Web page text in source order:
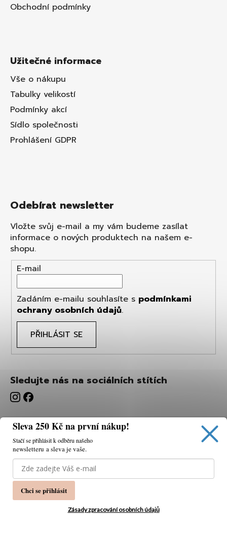
Používáme cookies, abychom vám umožnili pohodlné
prohlížení webu a díky analýze webu neustále zlepšovat
jeho funkce, výkon a použitelnost.
Obchodní podmínky
Užitečné informace
Vše o nákupu
Tabulky velikostí
Podmínky akcí
Sídlo společnosti
Prohlášení GDPR
Odebírat newsletter
Vložte svůj e-mail a my vám budeme zasílat
informace o nových produktech na našem e-
shopu.
E-mail
Zadáním e-mailu souhlasíte s podmínkami
ochrany osobních údajů.
PŘIHLÁSIT SE
Sledujte nás na sociálních stítích
Sleva 250 Kč na první nákup!
Stačí se přihlásit k odběru našeho
newsletteru a sleva je vaše.
Chci se přihlásit
Zásady zpracování osobních údajů